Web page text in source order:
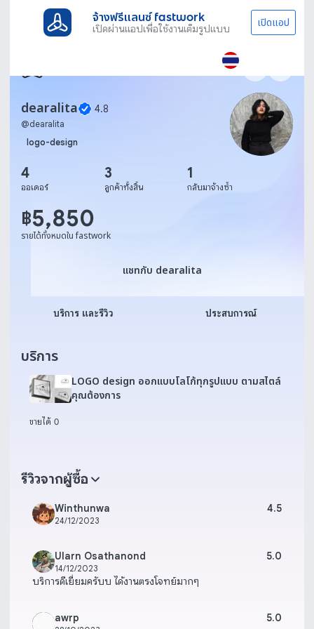
จ้างฟรีแลนซ์ fastwork
เปิดผ่านแอปเพื่อใช้งานเต็มรูปแบบ เปิดแอป
dearalita 4.8
@dearalita
logo-design
4
ออเดอร์
3
ลูกค้าทั้งสิ้น
1
กลับมาจ้างซ้ำ
฿5,850
รายได้ทั้งหมดใน fastwork
แชทกับ dearalita
แชทกับ dearalita
บริการ และรีวิว ประสบการณ์
บริการ
LOGO design ออกแบบโลโก้ทุกรูปแบบ ตามสไตล์
คุณต้องการ
ขายได้ 0
รีวิวจากผู้ซื้อ
Winthunwa
24/12/2023
4.5
Ularn Osathanond
14/12/2023
5.0
บริการดีเยี่ยมครับบ ได้งานตรงโจทย์มากๆ
awrp 5.0